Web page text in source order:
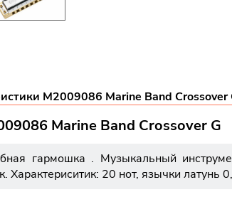
M2009086 Marine Band Crossover
Marine Band Crossover G
гармошка . Музыкальный
20 нот, язычки латунь